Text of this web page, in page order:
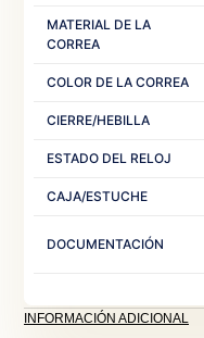
MATERIAL DE LA
CORREA
COLOR DE LA CORREA
CIERRE/HEBILLA
ESTADO DEL RELOJ
CAJA/ESTUCHE
DOCUMENTACIÓN
INFORMACIÓN ADICIONAL